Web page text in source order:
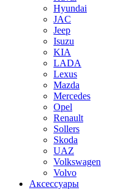
Hyundai
JAC
Jeep
Isuzu
KIA
LADA
Lexus
Mazda
Mercedes
Opel
Renault
Sollers
Skoda
UAZ
Volkswagen
Volvo
Аксессуары